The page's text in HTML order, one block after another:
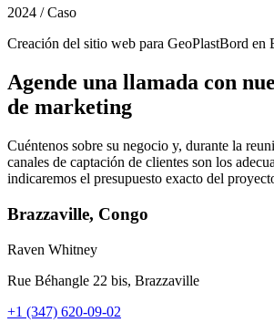
2024 / Caso
Creación del sitio web para GeoPlastBord en
Agende una llamada con
de marketing
Cuéntenos sobre su negocio y, durante la
canales de captación de clientes son los
indicaremos el presupuesto exacto del
Brazzaville, Congo
Raven Whitney
Rue Béhangle 22 bis, Brazzaville
+1 (347) 620-09-02